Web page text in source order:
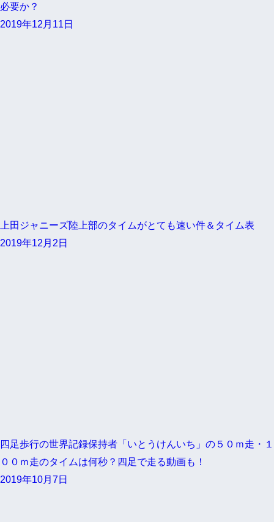
必要か？
2019年12月11日
上田ジャニーズ陸上部のタイムがとても速い件＆タイム表
2019年12月2日
四足歩行の世界記録保持者「いとうけんいち」の５０ｍ走・１
００ｍ走のタイムは何秒？四足で走る動画も！
2019年10月7日